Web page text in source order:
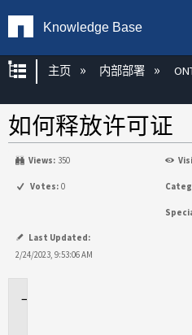
Knowledge Base
扩展/隐缩全局层次
主页 内部部署
如何释放许可证
Views: 350
Votes: 0
Last Updated:
2/24/2023, 9:53:06 AM